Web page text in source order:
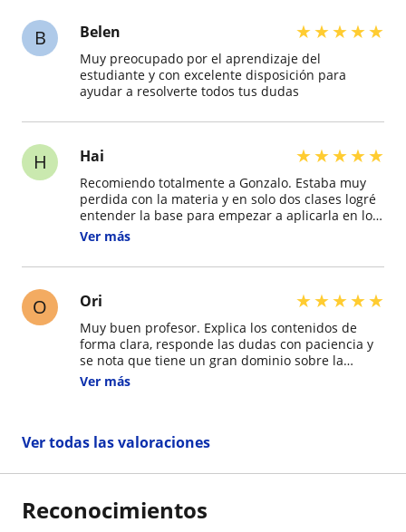
B Belen ★★★★★
Muy preocupado por el aprendizaje del
estudiante y con excelente disposición para
ayudar a resolverte todos tus dudas
H Hai ★★★★★
Recomiendo totalmente a Gonzalo. Estaba muy
perdida con la materia y en solo dos clases logré
entender la base para empezar a aplicarla en los
ejercicios. Explica paso a paso, tiene mucha
comprendas antes de avanzar. Además, su forma
también lo encuentro muy apto para personas
con déficit de atención, ya que mantiene el
enfoque y hace que aprender sea mucho más
fácil.
Ver más
O Ori ★★★★★
Muy buen profesor. Explica los contenidos de
forma clara, responde las dudas con paciencia y
se nota que tiene un gran dominio sobre la
materia. Sus clases son bien organizadas y
Ver más
Ver todas las valoraciones
Reconocimientos